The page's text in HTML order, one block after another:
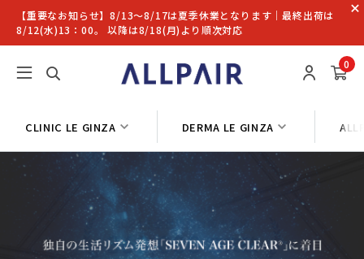
【重要なお知らせ】8/13〜8/17は夏季休業となります｜最終出荷は
8/12(水)13：00。 以降は8/18(月)より順次対応
0
CLINIC LE GINZA DERMA LE GINZA